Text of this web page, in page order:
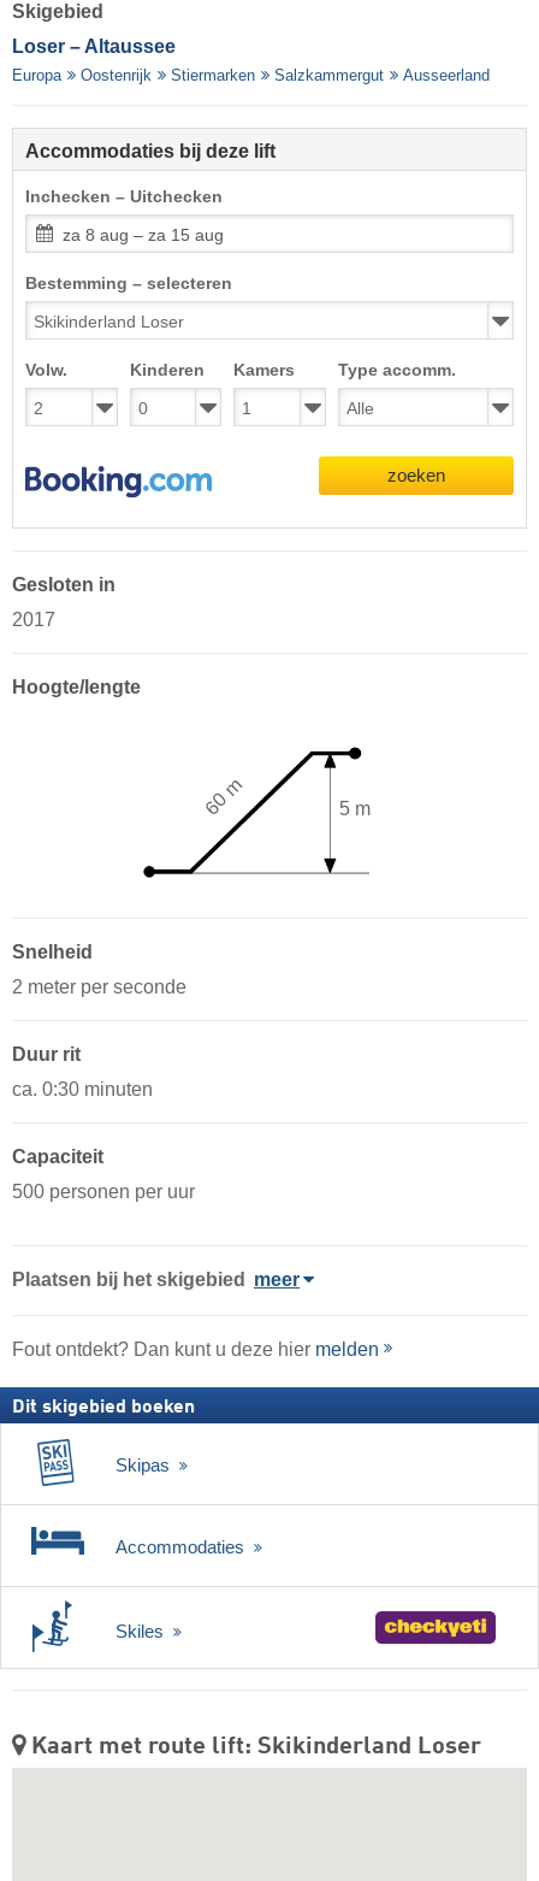
Skigebied
Loser – Altaussee
Europa Oostenrijk Stiermarken Salzkammergut Ausseerland
Accommodaties bij deze lift
Inchecken – Uitchecken
za 8 aug – za 15 aug
Bestemming – selecteren
Volw. Kinderen Kamers Type accomm.
zoeken
Gesloten in
2017
Hoogte/lengte
5 m
60 m
Snelheid
2 meter per seconde
Duur rit
ca. 0:30 minuten
Capaciteit
500 personen per uur
Plaatsen bij het skigebied meer
Fout ontdekt? Dan kunt u deze hier melden
Dit skigebied boeken
Skipas
Accommodaties
Skiles
Kaart met route lift: Skikinderland Loser